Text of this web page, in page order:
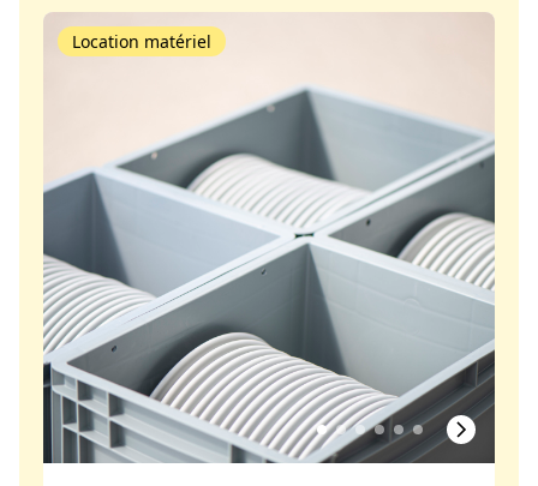
Location matériel